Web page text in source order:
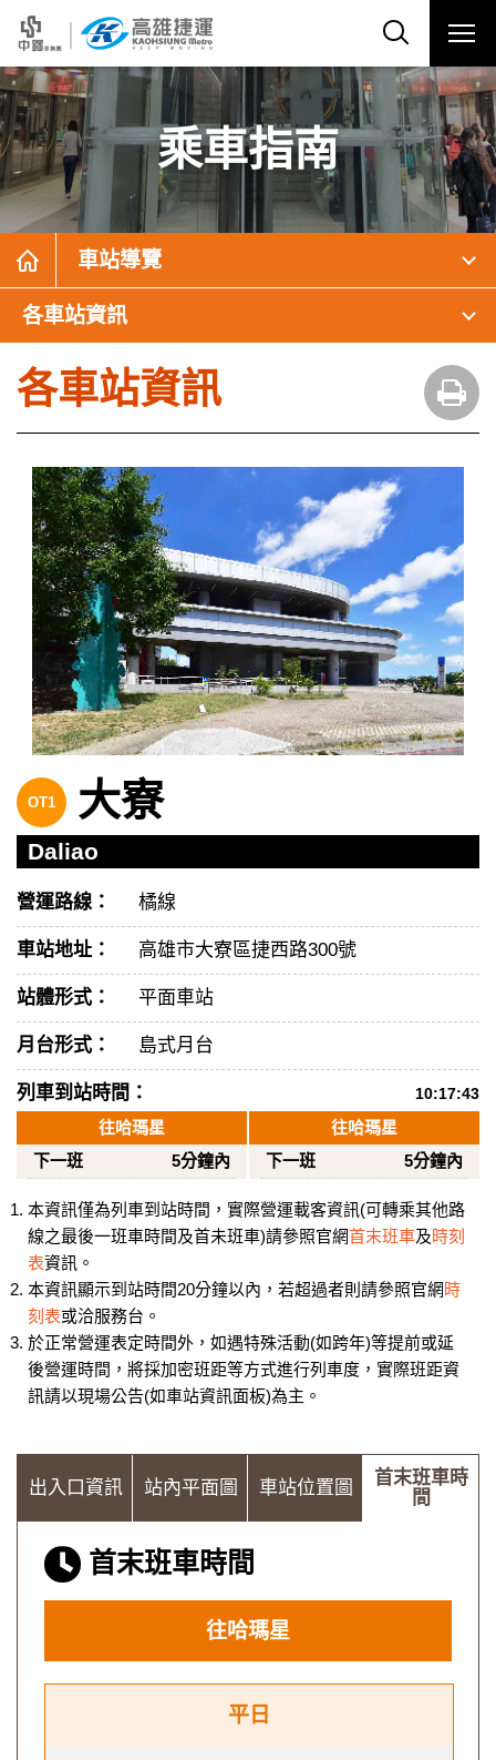
乘車指南
車站導覽
各車站資訊
各車站資訊
OT1 大寮
Daliao
營運路線： 橘線
車站地址： 高雄市大寮區捷西路300號
站體形式： 平面車站
月台形式： 島式月台
列車到站時間： 10:17:43
往哈瑪星
下一班
5分鐘內
往哈瑪星
下一班
5分鐘內
本資訊僅為列車到站時間，實際營運載客資訊(可轉乘其他路
線之最後一班車時間及首未班車)請參照官網首末班車及時刻
表資訊。
本資訊顯示到站時間20分鐘以內，若超過者則請參照官網 時
刻表或洽服務台。
於正常營運表定時間外，如遇特殊活動(如跨年)等提前或延
後營運時間，將採加密班距等方式進行列車度，實際班距資
訊請以現場公告(如車站資訊面板)為主。
出入口資訊 站內平面圖 車站位置圖
首末班車時
間
首末班車時間
往哈瑪星
平日